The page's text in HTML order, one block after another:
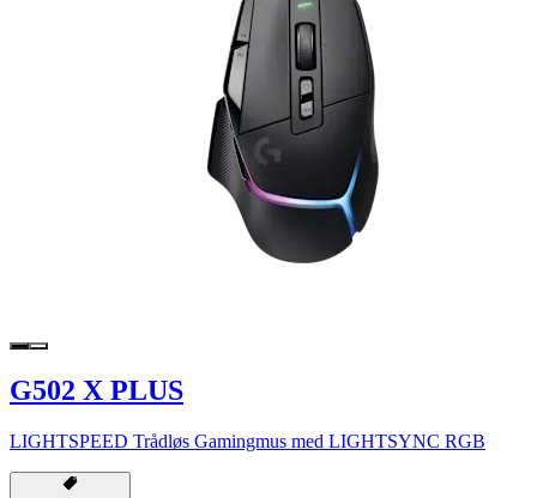
G502 X PLUS
LIGHTSPEED Trådløs Gamingmus med LIGHTSYNC RGB